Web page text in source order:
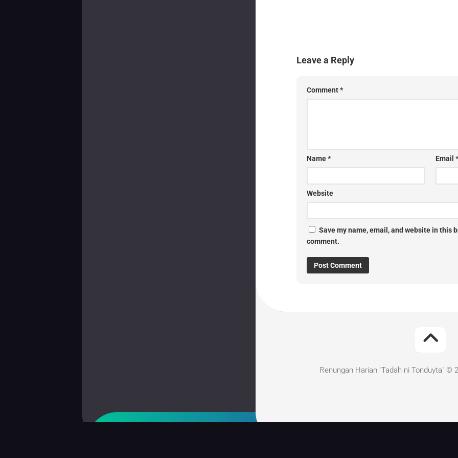
Leave a Reply
Comment*
Name* Email *
Website
Save my name, email, and website in this
comment.
Renungan Harian "Tadah ni Tonduyta" ©